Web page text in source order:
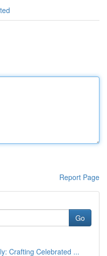
Report Page
Go
Crafting Celebrated ...